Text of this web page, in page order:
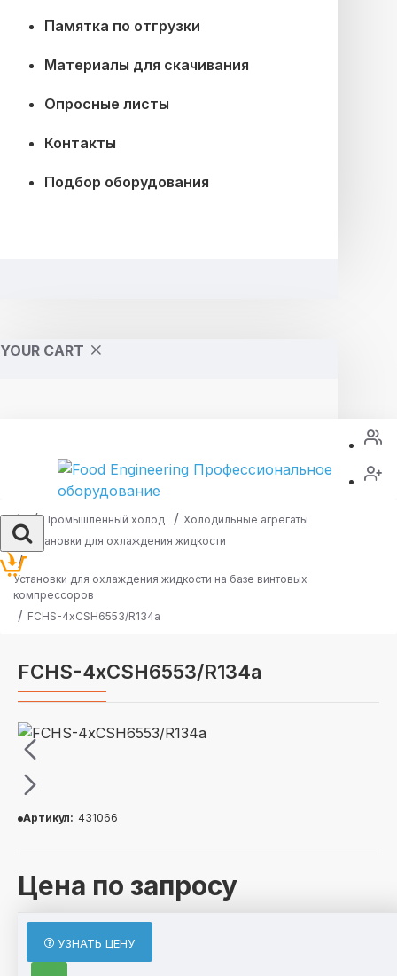
Памятка по отгрузки
Материалы для скачивания
Опросные листы
Контакты
Подбор оборудования
YOUR CART
Промышленный холод
Холодильные агрегаты
Установки для охлаждения жидкости
Установки для охлаждения жидкости на базе винтовых
компрессоров
FCHS-4хCSH6553/R134a
FCHS-4хCSH6553/R134a
Цена по запросу
Артикул: 431066
УЗНАТЬ ЦЕНУ
ОПИСАНИЕ